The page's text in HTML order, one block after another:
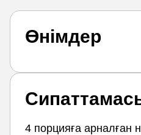
Өнімдер
4 порцияға арналған